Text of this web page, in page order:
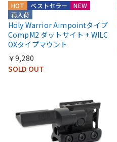
HOT
NEW
再入荷
ベストセラー
Holy Warrior Aimpointタイプ
CompM2 ダットサイト + WILC
OXタイプマウント
￥9,280
SOLD OUT